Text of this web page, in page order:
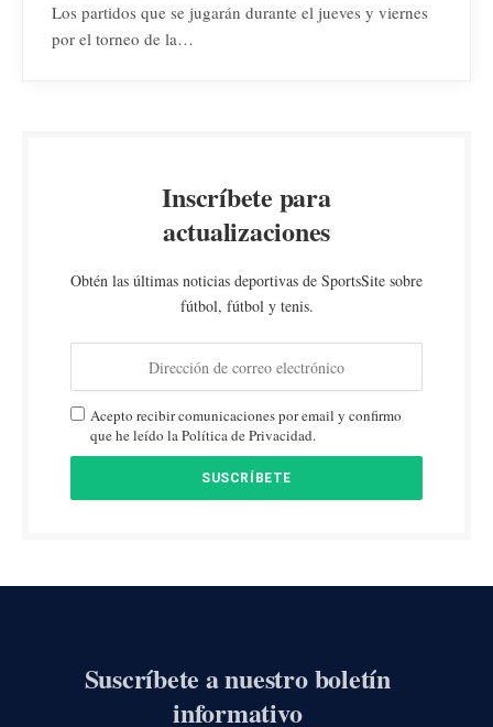
Los partidos que se jugarán durante el jueves y viernes
por el torneo de la…
Inscríbete para
actualizaciones
Obtén las últimas noticias deportivas de SportsSite sobre
fútbol, fútbol y tenis.
Acepto recibir comunicaciones por email y confirmo
que he leído la Política de Privacidad.
Suscríbete a nuestro boletín
informativo